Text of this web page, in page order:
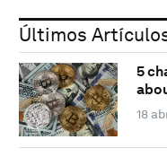
Últimos
5
18